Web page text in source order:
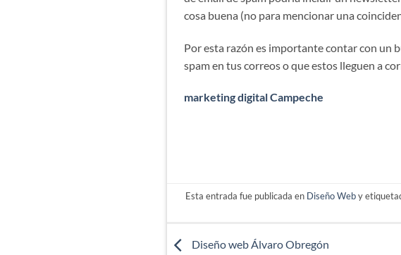
cosa buena (no para mencionar una
Por esta razón es importante contar con un
spam en tus correos o que estos lleguen a
marketing digital Campeche
Esta entrada fue publicada en Diseño Weby
Diseño web Álvaro Obregón